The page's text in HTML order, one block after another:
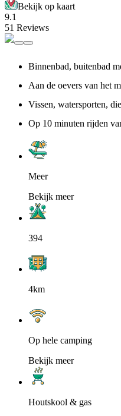
Bekijk op kaart
9.1
51 Reviews
Binnenbad, buitenbad
Aan de oevers van het
Vissen, watersporten,
Op 10 minuten rijden
Meer
Bekijk meer
394
4km
Op hele camping
Bekijk meer
Houtskool & gas